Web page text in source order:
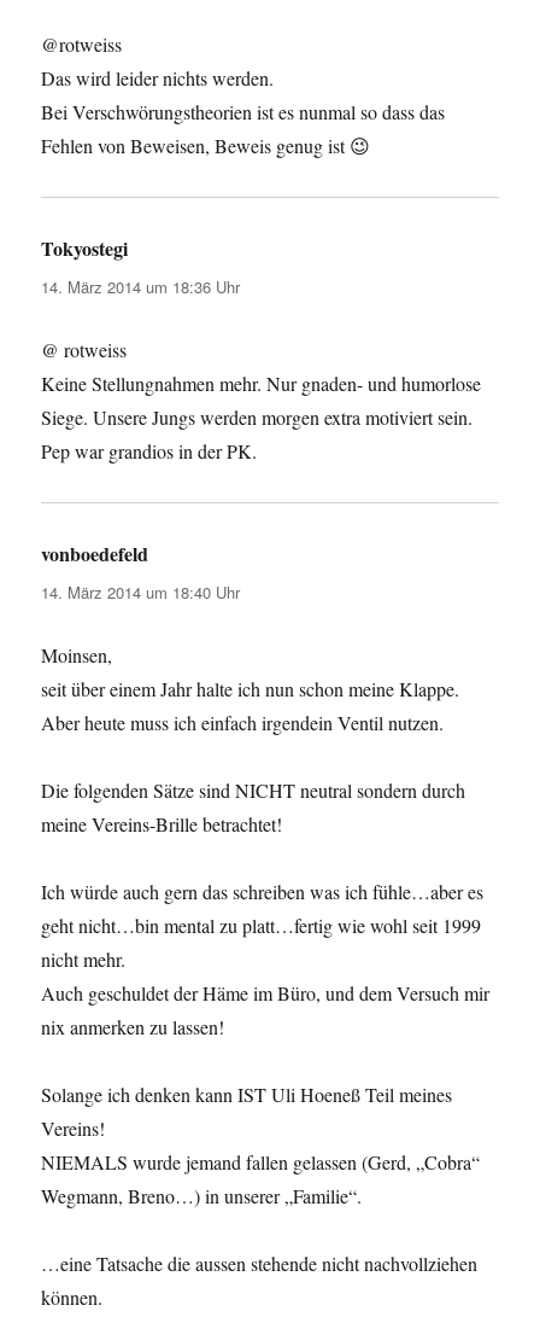
@rotweiss
Das wird leider nichts werden.
Bei Verschwörungstheorien ist es nunmal so dass das
Fehlen von Beweisen, Beweis genug ist 😉
Tokyostegi
14. März 2014 um 18:36 Uhr
@ rotweiss
Keine Stellungnahmen mehr. Nur gnaden- und humorlose
Siege. Unsere Jungs werden morgen extra motiviert sein.
Pep war grandios in der PK.
vonboedefeld
14. März 2014 um 18:40 Uhr
Moinsen,
seit über einem Jahr halte ich nun schon meine Klappe.
Aber heute muss ich einfach irgendein Ventil nutzen.
Die folgenden Sätze sind NICHT neutral sondern durch
meine Vereins-Brille betrachtet!
Ich würde auch gern das schreiben was ich fühle…aber es
geht nicht…bin mental zu platt…fertig wie wohl seit 1999
nicht mehr.
Auch geschuldet der Häme im Büro, und dem Versuch mir
nix anmerken zu lassen!
Solange ich denken kann IST Uli Hoeneß Teil meines
Vereins!
NIEMALS wurde jemand fallen gelassen (Gerd, „Cobra“
Wegmann, Breno…) in unserer „Familie“.
…eine Tatsache die aussen stehende nicht nachvollziehen
können.